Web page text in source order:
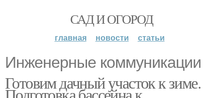
САД И ОГОРОД
главная новости статьи
Инженерные коммуникации
Готовим дачный участок к зиме.